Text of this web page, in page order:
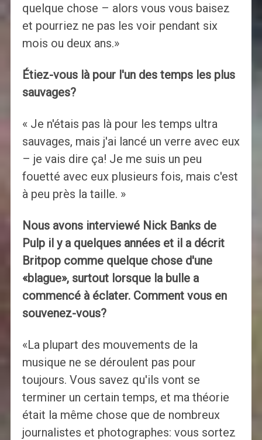
quelque chose – alors vous vous baisez
et pourriez ne pas les voir pendant six
mois ou deux ans.»
Étiez-vous là pour l'un des temps les plus
sauvages?
« Je n'étais pas là pour les temps ultra
sauvages, mais j'ai lancé un verre avec eux
– je vais dire ça! Je me suis un peu
fouetté avec eux plusieurs fois, mais c'est
à peu près la taille. »
Nous avons interviewé Nick Banks de
Pulp il y a quelques années et il a décrit
Britpop comme quelque chose d'une
«blague», surtout lorsque la bulle a
commencé à éclater. Comment vous en
souvenez-vous?
«La plupart des mouvements de la
musique ne se déroulent pas pour
toujours. Vous savez qu'ils vont se
terminer un certain temps, et ma théorie
était la même chose que de nombreux
journalistes et photographes: vous sortez